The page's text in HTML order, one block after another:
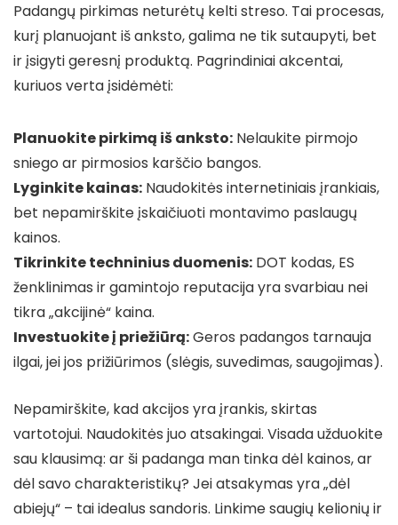
Padangų pirkimas neturėtų kelti streso. Tai procesas,
kurį planuojant iš anksto, galima ne tik sutaupyti, bet
ir įsigyti geresnį produktą. Pagrindiniai akcentai,
kuriuos verta įsidėmėti:
Planuokite pirkimą iš anksto: Nelaukite pirmojo
sniego ar pirmosios karščio bangos.
Lyginkite kainas: Naudokitės internetiniais įrankiais,
bet nepamirškite įskaičiuoti montavimo paslaugų
kainos.
Tikrinkite techninius duomenis: DOT kodas, ES
ženklinimas ir gamintojo reputacija yra svarbiau nei
tikra „akcijinė“ kaina.
Investuokite į priežiūrą:Geros padangos tarnauja
ilgai, jei jos prižiūrimos (slėgis, suvedimas, saugojimas).
Nepamirškite, kad akcijos yra įrankis, skirtas
vartotojui. Naudokitės juo atsakingai. Visada užduokite
sau klausimą: ar ši padanga man tinka dėl kainos, ar
dėl savo charakteristikų? Jei atsakymas yra „dėl
abiejų“ – tai idealus sandoris. Linkime saugių kelionių ir